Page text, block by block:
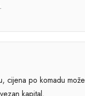
cijena po komadu može